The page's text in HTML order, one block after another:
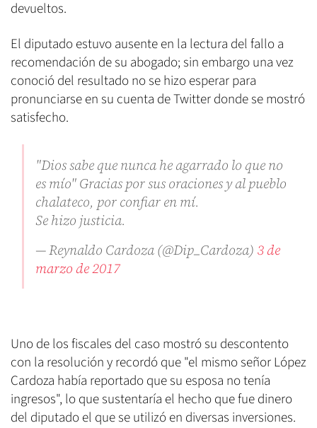
devueltos.
El diputado estuvo ausente en la lectura del fallo a
recomendación de su abogado; sin embargo una vez
conoció del resultado no se hizo esperar para
pronunciarse en su cuenta de Twitter donde se mostró
satisfecho.
"Dios sabe que nunca he agarrado lo que no
es mío" Gracias por sus oraciones y al pueblo
chalateco, por confiar en mí.
Se hizo justicia.
— Reynaldo Cardoza (@Dip_Cardoza) 3 de
marzo de 2017
Uno de los fiscales del caso mostró su descontento
con la resolución y recordó que "el mismo señor López
Cardoza había reportado que su esposa no tenía
ingresos", lo que sustentaría el hecho que fue dinero
del diputado el que se utilizó en diversas inversiones.